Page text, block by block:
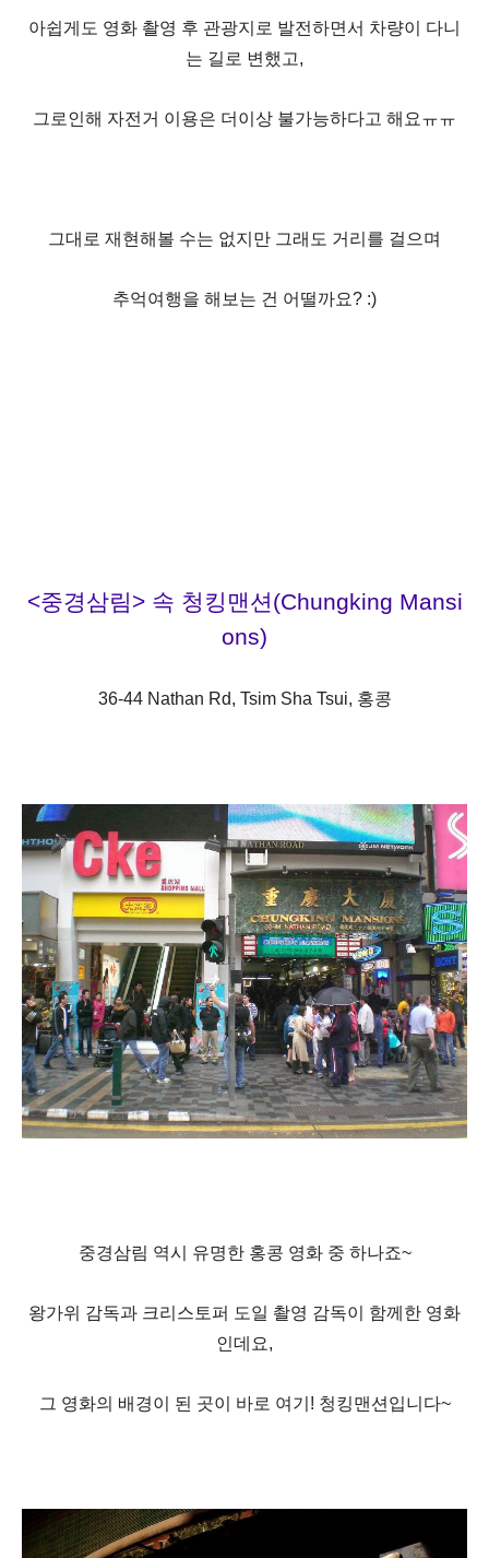
아쉽게도 영화 촬영 후 관광지로 발전하면서 차량이 다니
는 길로 변했고,
그로인해 자전거 이용은 더이상 불가능하다고 해요ㅠㅠ
그대로 재현해볼 수는 없지만 그래도 거리를 걸으며
추억여행을 해보는 건 어떨까요? :)
<중경삼림> 속 청킹맨션(Chungking Mansi
ons)
36-44 Nathan Rd, Tsim Sha Tsui, 홍콩
중경삼림 역시 유명한 홍콩 영화 중 하나죠~
왕가위 감독과 크리스토퍼 도일 촬영 감독이 함께한 영화
인데요,
그 영화의 배경이 된 곳이 바로 여기! 청킹맨션입니다~